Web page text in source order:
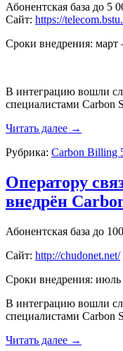
Абонентская база до 5
Сайт: https://
Сроки внедрения: март
В интеграцию вошли
специалистами Carbon
Читать далее →
Рубрика: Carbon Billing
Оператору
внедрён
Абонентская база до
Сайт: http://chudonet.net/
Сроки внедрения: июль
В интеграцию вошли
специалистами Carbon
Читать далее →